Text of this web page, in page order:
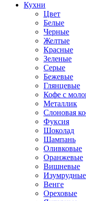
Кухни
Цвет
Белые
Черные
Желтые
Красные
Зеленые
Серые
Бежевые
Глянцевые
Кофе с
Металлик
Слоновая
Фуксия
Шоколад
Шампань
Оливковые
Оранжевые
Вишневые
Изумрудные
Венге
Ореховые